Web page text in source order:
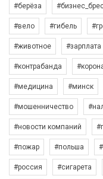
#берёза
#вело #гибель
#животное #зарплата
#контрабанда
#медицина #минск
#мошенничество
#новости компаний
#пожар #польша
#россия #сигарета